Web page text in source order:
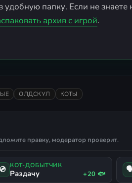
удобную папку. Если не знаете
архив с игрой.
ОЛДСКУЛ КОТЫ
правку, модератор проверит.
💿 КОТ-ДОБЫТЧИК
Раздачу +20 🐟